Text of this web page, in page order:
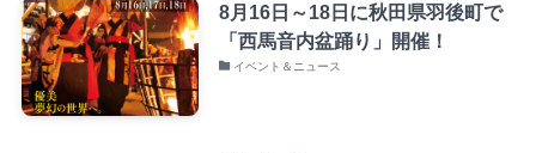
8月16日～18日に秋田県羽後町で
「西馬音内盆踊り」開催！
イベント＆ニュース